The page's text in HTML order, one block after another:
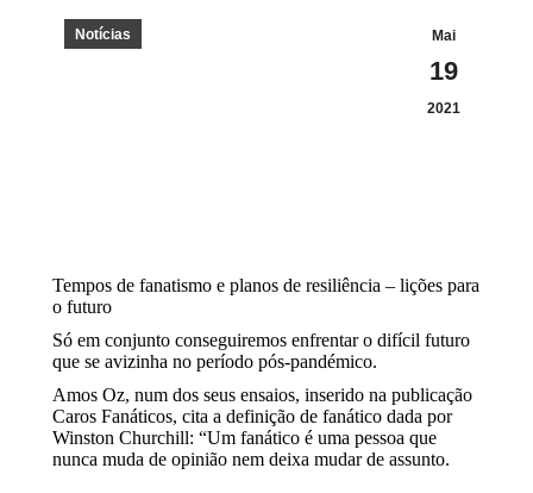
Mai
19
2021
Notícias
Tempos de fanatismo e planos de resiliência – lições para
o futuro
Só em conjunto conseguiremos enfrentar o difícil futuro
que se avizinha no período pós-pandémico.
Amos Oz, num dos seus ensaios, inserido na publicação
Caros Fanáticos, cita a definição de fanático dada por
Winston Churchill: “Um fanático é uma pessoa que
nunca muda de opinião nem deixa mudar de assunto.